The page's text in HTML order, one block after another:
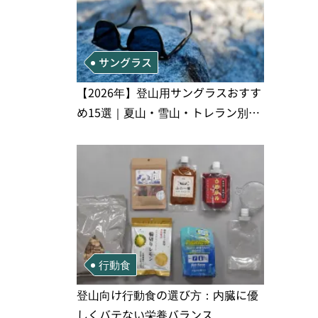
サングラス
【2026年】登山用サングラスおすす
め15選｜夏山・雪山・トレラン別、
行動食
登山向け行動食の選び方：内臓に優
しくバテない栄養バランス